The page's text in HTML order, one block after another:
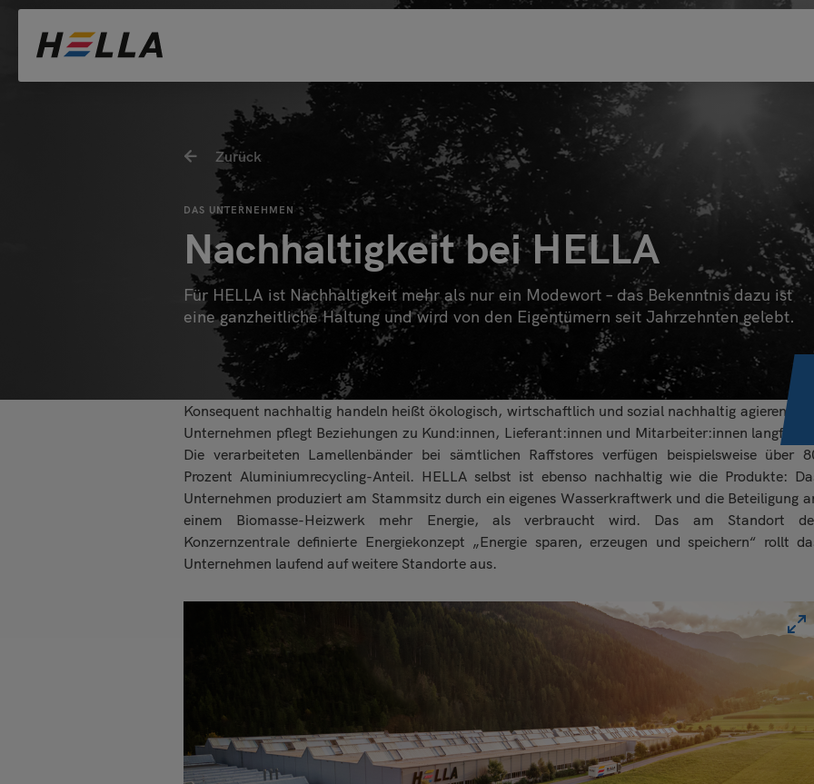
Zurück
DAS UNTERNEHMEN
Nachhaltigkeit bei HELLA
Für HELLA ist Nachhaltigkeit mehr als nur ein Modewort – das Bekenntnis dazu ist
eine ganzheitliche Haltung und wird von den Eigentümern seit Jahrzehnten gelebt.
Konsequent nachhaltig handeln heißt ökologisch, wirtschaftlich und sozial nachhaltig agieren. Das
Unternehmen pflegt Beziehungen zu Kund:innen, Lieferant:innen und Mitarbeiter:innen langfristig.
Die verarbeiteten Lamellenbänder bei sämtlichen Raffstores verfügen beispielsweise über
Prozent Aluminiumrecycling-Anteil. HELLA selbst ist ebenso nachhaltig wie die Produkte:
Unternehmen produziert am Stammsitz durch ein eigenes Wasserkraftwerk und die Beteiligung
einem Biomasse-Heizwerk mehr Energie, als verbraucht wird. Das am Standort
Konzernzentrale definierte Energiekonzept „Energie sparen, erzeugen und speichern“ rollt
Unternehmen laufend auf weitere Standorte aus.
Willkommen bei HELLA!
Bitte wählen Sie Ihre Kundengruppe aus. Damit helfen Sie
Website-Erlebnis zu verbessern.
Privatkunde
Händler
Architekt oder Planer
Bewerber
Sonstige
Senden